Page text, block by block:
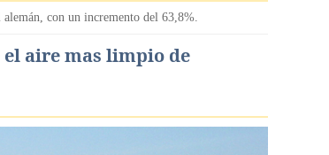
con un incremento del 63,8%.
el aire mas limpio de